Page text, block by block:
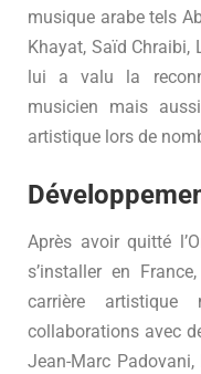
musique arabe tels
Khayat, Saïd Chraibi,
lui a valu la
musicien mais
artistique lors de
Après avoir quitté
s’installer en
carrière artistique
collaborations avec
Jean-Marc